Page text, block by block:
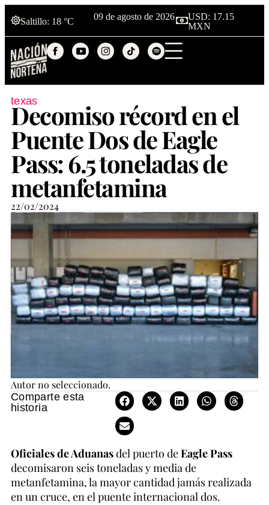
Saltillo: 18 °C 09 de agosto de 2026
USD: 17.15
MXN
texas
Decomiso récord en el
Puente Dos de Eagle
Pass: 6.5 toneladas de
metanfetamina
22/02/2024
Autor no seleccionado.
Comparte esta
historia
Oficiales de Aduanasdel puerto deEagle Pass
decomisaron seis toneladas y media de
metanfetamina, la mayor cantidad jamás realizada
en un cruce, en el puente internacional dos.